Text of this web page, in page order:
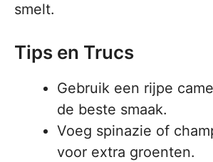
smelt.
Tips en Trucs
Gebruik een rijpe
de beste smaak.
Voeg spinazie of
voor extra groenten.